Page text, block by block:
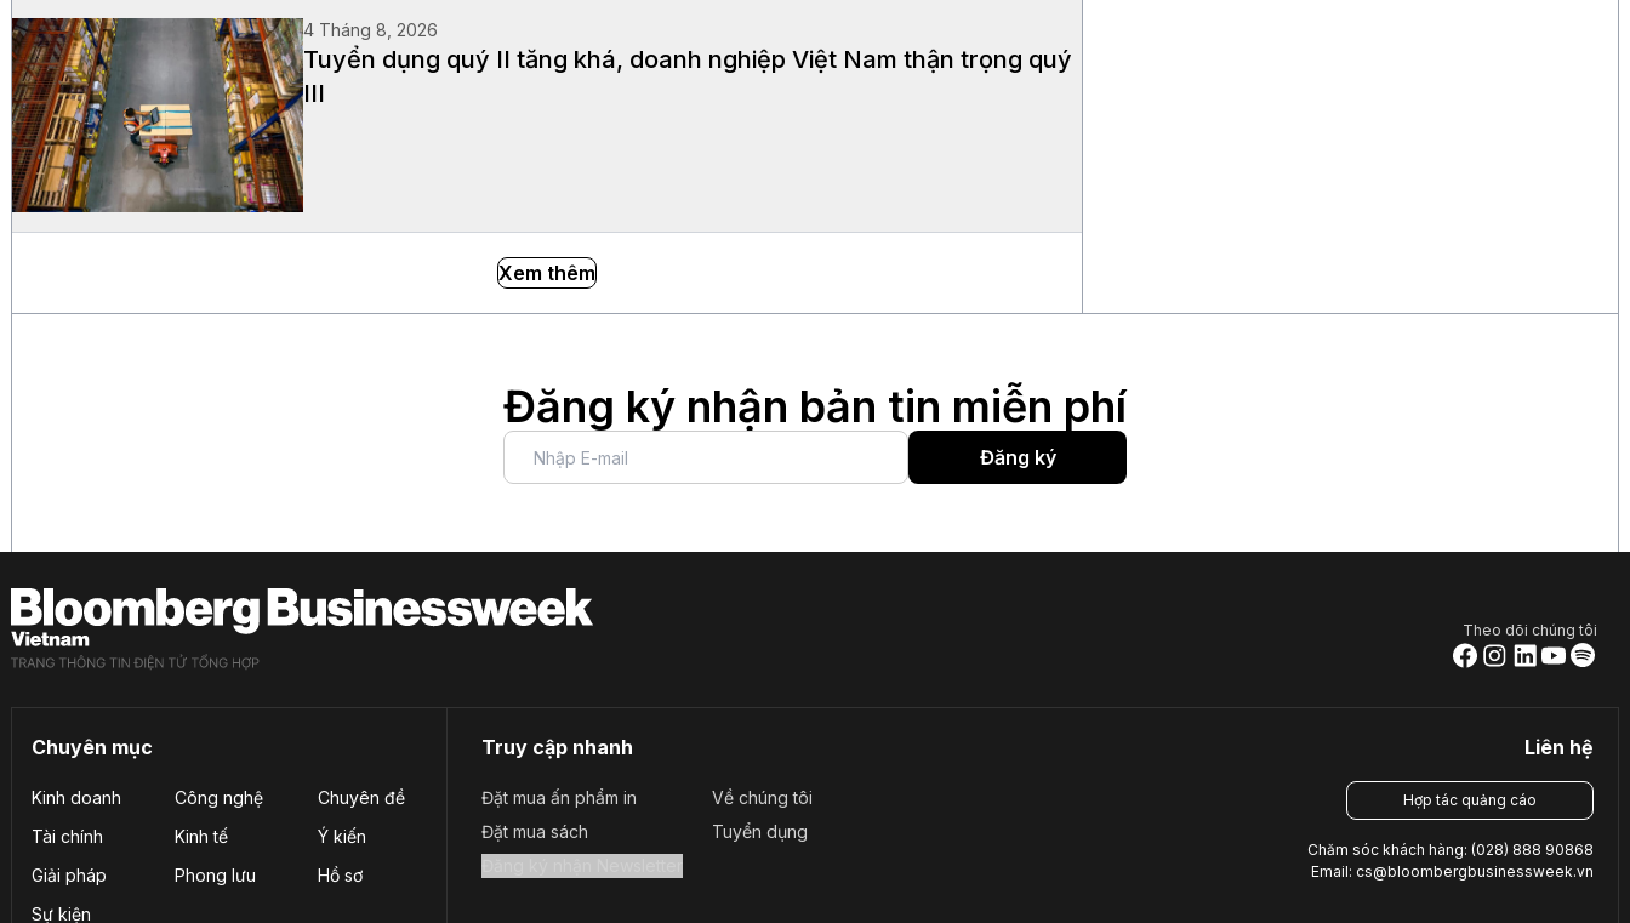
4 Tháng 8, 2026
Tuyển dụng quý II tăng khá, doanh nghiệp Việt Nam thận trọng quý
III
Xem thêm
Đăng ký nhận bản tin miễn phí
Đăng ký
Theo dõi chúng tôi
Chuyên mục
Kinh doanh Công nghệ
Chuyên đề
Tài chính
Kinh tế
Ý kiến
Giải pháp
Phong lưu
Hồ sơ
Sự kiện
Truy cập nhanh
Đặt mua ấn phẩm in
Đặt mua sách
Về chúng tôi
Tuyển dụng
Liên hệ
Hợp tác quảng cáo
Chăm sóc khách hàng: (028) 888 90868
Email: cs@bloombergbusinessweek.vn